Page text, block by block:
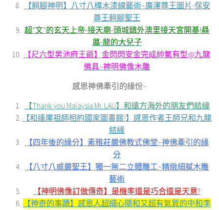
【翹腳神明】八寸八樟木漆線藝術~廣澤尊王圖片-保安
尊王翹腳聖王
超”文”的玄天上帝-接天廟-頭城鎮外澳里接天宮開基!贔
屭-龍的大兒子
【尺六型男池府王爺】金閃閃安金完成帥氣有型@九龍
佛具~神明佛像木雕
感恩神佛牽引的緣份~
【Thank you Malaysia Mr. LAU】和遠方海外的朋友們結緣
【和達摩祖師相約國家圖書館!】感恩作者王師兄和九龍
結緣
【四年後的緣分】素雅莊嚴佛教式佛堂~神佛牽引的緣
分
【八寸八威嚴聖王】獨一無二立體雕工~精緻細膩木雕
藝術
【神明佛像訂做傳奇】是機率還是巧合還是天意?
【神奇的事蹟】感恩人超細心隨和又超有氣質的中和李